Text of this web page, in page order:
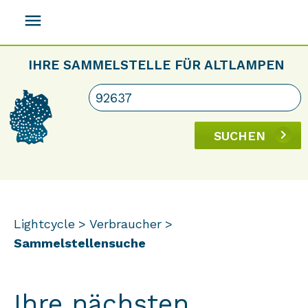
menu
IHRE SAMMELSTELLE FÜR ALTLAMPEN
SUCHEN
Lightcycle
Verbraucher
Sammelstellensuche